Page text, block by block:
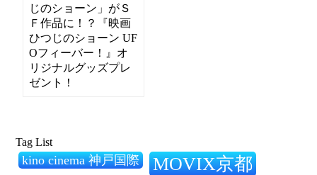
じのショーン」がＳ
Ｆ作品に！？『映画
ひつじのショーン UF
Oフィーバー！』オ
リジナルグッズプレ
ゼント！
Tag List
kino cinema 神戸国際 MOVIX京都